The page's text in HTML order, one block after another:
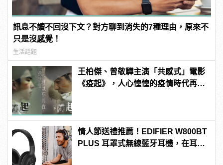
訊息不讀不回沒下文？對方聊到消失的7種理由，原來不
只是沒感覺！
生活話題
王柏傑、曾敬驊主演「共感式」電影
《疫起》，人心惶惶的疫情時代再度
情人節送禮推薦！EDIFIER W800BT
PLUS 耳罩式無線藍牙耳機，在耳邊